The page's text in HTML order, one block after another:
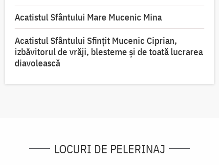
Acatistul Sfântului Mare Mucenic Mina
Acatistul Sfântului Sfințit Mucenic Ciprian,
izbăvitorul de vrăji, blesteme și de toată lucrarea
diavolească
LOCURI DE PELERINAJ